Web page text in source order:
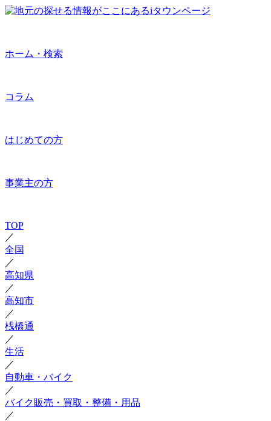
ホーム・検索
コラム
はじめての方
事業主の方
TOP
／
全国
／
高知県
／
高知市
／
桟橋通
／
生活
／
自動車・バイク
／
バイク販売・買取・整備・用品
／